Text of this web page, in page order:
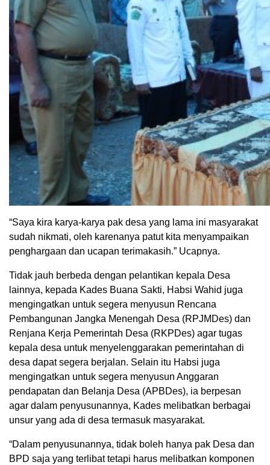
“Saya kira karya-karya pak desa yang lama ini masyarakat
sudah nikmati, oleh karenanya patut kita menyampaikan
penghargaan dan ucapan terimakasih.” Ucapnya.
Tidak jauh berbeda dengan pelantikan kepala Desa
lainnya, kepada Kades Buana Sakti, Habsi Wahid juga
mengingatkan untuk segera menyusun Rencana
Pembangunan Jangka Menengah Desa (RPJMDes) dan
Renjana Kerja Pemerintah Desa (RKPDes) agar tugas
kepala desa untuk menyelenggarakan pemerintahan di
desa dapat segera berjalan. Selain itu Habsi juga
mengingatkan untuk segera menyusun Anggaran
pendapatan dan Belanja Desa (APBDes), ia berpesan
agar dalam penyusunannya, Kades melibatkan berbagai
unsur yang ada di desa termasuk masyarakat.
“Dalam penyusunannya, tidak boleh hanya pak Desa dan
BPD saja yang terlibat tetapi harus melibatkan komponen